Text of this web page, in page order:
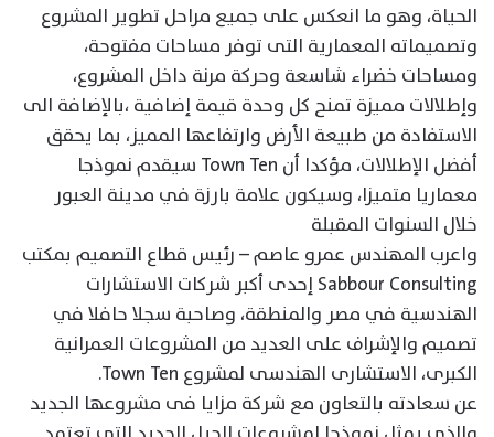
الحياة، وهو ما انعكس على جميع مراحل تطوير المشروع
وتصميماته المعمارية التى توفر مساحات مفتوحة،
ومساحات خضراء شاسعة وحركة مرنة داخل المشروع،
وإطلالات مميزة تمنح كل وحدة قيمة إضافية ،بالإضافة الى
الاستفادة من طبيعة الأرض وارتفاعها المميز، بما يحقق
أفضل الإطلالات، مؤكدا أن Town Ten سيقدم نموذجا
معماريا متميزا، وسيكون علامة بارزة في مدينة العبور
خلال السنوات المقبلة
واعرب المهندس عمرو عاصم – رئيس قطاع التصميم بمكتب
Sabbour Consulting إحدى أكبر شركات الاستشارات
الهندسية في مصر والمنطقة، وصاحبة سجلا حافلا في
تصميم والإشراف على العديد من المشروعات العمرانية
الكبرى، الاستشارى الهندسى لمشروع Town Ten.
عن سعادته بالتعاون مع شركة مزايا فى مشروعها الجديد